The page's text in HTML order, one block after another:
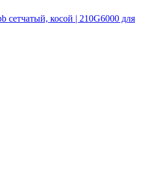
сетчатый, косой | 210G6000 для